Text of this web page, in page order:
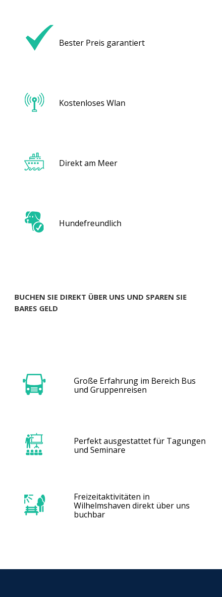
Bester Preis garantiert
Kostenloses Wlan
Direkt am Meer
Hundefreundlich
BUCHEN SIE DIREKT ÜBER UNS UND SPAREN SIE
BARES GELD
Große Erfahrung im Bereich Bus
und Gruppenreisen
Perfekt ausgestattet für Tagungen
und Seminare
Freizeitaktivitäten in
Wilhelmshaven direkt über uns
buchbar